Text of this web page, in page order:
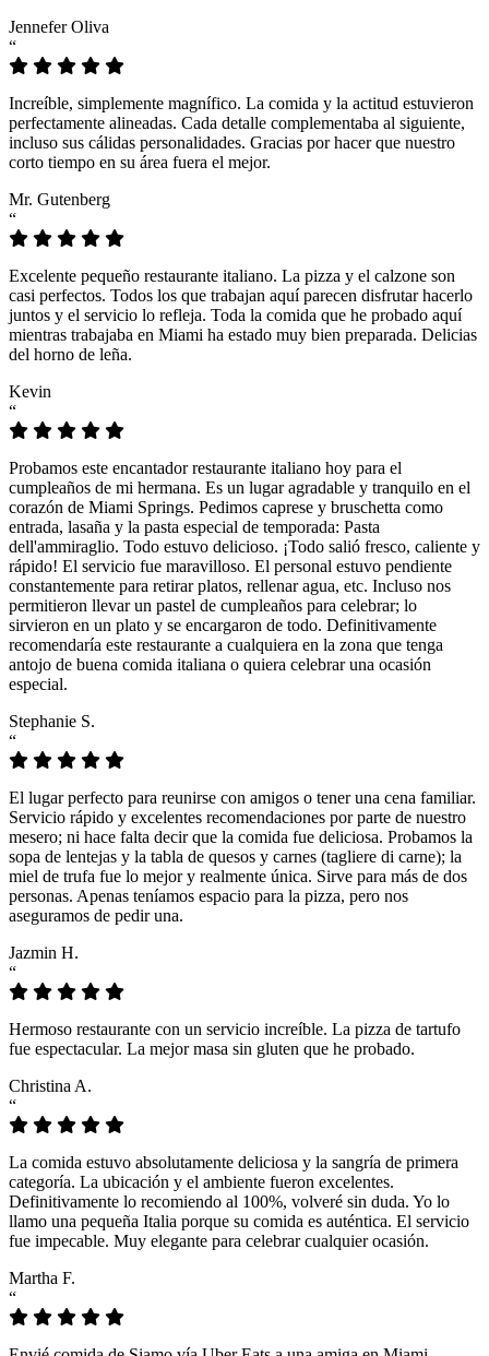
Jennefer Oliva
“
Increíble, simplemente magnífico. La comida y la actitud estuvieron
perfectamente alineadas. Cada detalle complementaba al siguiente,
incluso sus cálidas personalidades. Gracias por hacer que nuestro
corto tiempo en su área fuera el mejor.
Mr. Gutenberg
“
Excelente pequeño restaurante italiano. La pizza y el calzone son
casi perfectos. Todos los que trabajan aquí parecen disfrutar hacerlo
juntos y el servicio lo refleja. Toda la comida que he probado aquí
mientras trabajaba en Miami ha estado muy bien preparada. Delicias
del horno de leña.
Kevin
“
Probamos este encantador restaurante italiano hoy para el
cumpleaños de mi hermana. Es un lugar agradable y tranquilo en el
corazón de Miami Springs. Pedimos caprese y bruschetta como
entrada, lasaña y la pasta especial de temporada: Pasta
dell'ammiraglio. Todo estuvo delicioso. ¡Todo salió fresco, caliente y
rápido! El servicio fue maravilloso. El personal estuvo pendiente
constantemente para retirar platos, rellenar agua, etc. Incluso nos
permitieron llevar un pastel de cumpleaños para celebrar; lo
sirvieron en un plato y se encargaron de todo. Definitivamente
recomendaría este restaurante a cualquiera en la zona que tenga
antojo de buena comida italiana o quiera celebrar una ocasión
especial.
Stephanie S.
“
El lugar perfecto para reunirse con amigos o tener una cena familiar.
Servicio rápido y excelentes recomendaciones por parte de nuestro
mesero; ni hace falta decir que la comida fue deliciosa. Probamos la
sopa de lentejas y la tabla de quesos y carnes (tagliere di carne); la
miel de trufa fue lo mejor y realmente única. Sirve para más de dos
personas. Apenas teníamos espacio para la pizza, pero nos
aseguramos de pedir una.
Jazmin H.
“
Hermoso restaurante con un servicio increíble. La pizza de tartufo
fue espectacular. La mejor masa sin gluten que he probado.
Christina A.
“
La comida estuvo absolutamente deliciosa y la sangría de primera
categoría. La ubicación y el ambiente fueron excelentes.
Definitivamente lo recomiendo al 100%, volveré sin duda. Yo lo
llamo una pequeña Italia porque su comida es auténtica. El servicio
fue impecable. Muy elegante para celebrar cualquier ocasión.
Martha F.
“